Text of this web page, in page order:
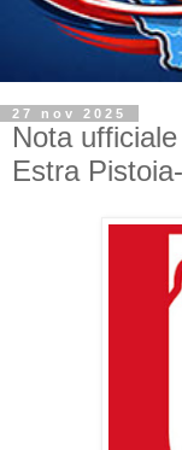
27 nov 2025
Nota
Estra